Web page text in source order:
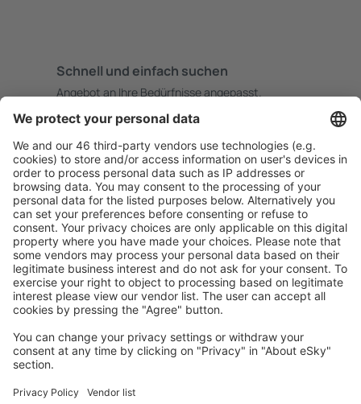
Schnell und einfach suchen
Angebot an Ihre Bedürfnisse angepasst.
Sicher planen
Buchen ohne Sorgen mit einer kostenlosen
Stornierungsoption.
Mehr sparen
Attraktive Preise und Spezialangebote für eingeloggte
Benutzer.
Unterkünfte, die Sie mögen
Wählen Sie aus über 1,3 Millionen Unterkünften: Hotels,
Meist gesuchte Hotels von eSky-Nutzern